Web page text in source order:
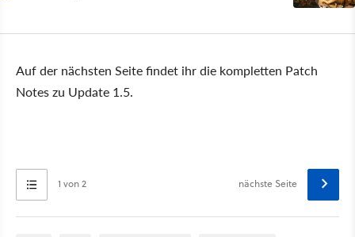
Auf der nächsten Seite findet ihr die kompletten Patch
Notes zu Update 1.5.
1 von 2 nächste Seite